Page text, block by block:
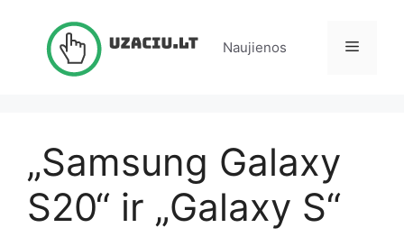
Naujienos Meniu
„Samsung Galaxy
S20“ ir „Galaxy S“